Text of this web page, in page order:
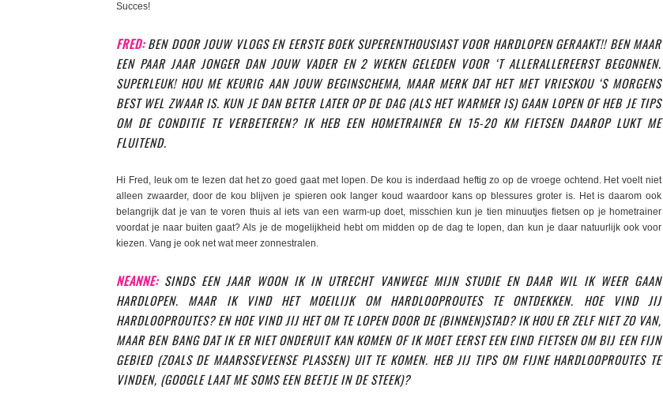
Succes!
FRED: BEN DOOR JOUW VLOGS EN EERSTE BOEK SUPERENTHOUSIAST VOOR HARDLOPEN GERAAKT!! BEN MAAR
EEN PAAR JAAR JONGER DAN JOUW VADER EN 2 WEKEN GELEDEN VOOR ‘T ALLERALLEREERST BEGONNEN.
SUPERLEUK! HOU ME KEURIG AAN JOUW BEGINSCHEMA, MAAR MERK DAT HET MET VRIESKOU ‘S MORGENS
BEST WEL ZWAAR IS. KUN JE DAN BETER LATER OP DE DAG (ALS HET WARMER IS) GAAN LOPEN OF HEB JE TIPS
OM DE CONDITIE TE VERBETEREN? IK HEB EEN HOMETRAINER EN 15-20 KM FIETSEN DAAROP LUKT ME
FLUITEND.
Hi Fred, leuk om te lezen dat het zo goed gaat met lopen. De kou is inderdaad heftig zo op de vroege ochtend. Het voelt niet
alleen zwaarder, door de kou blijven je spieren ook langer koud waardoor kans op blessures groter is. Het is daarom ook
belangrijk dat je van te voren thuis al iets van een warm-up doet, misschien kun je tien minuutjes fietsen op je hometrainer
voordat je naar buiten gaat? Als je de mogelijkheid hebt om midden op de dag te lopen, dan kun je daar natuurlijk ook voor
kiezen. Vang je ook net wat meer zonnestralen.
NEANNE: SINDS EEN JAAR WOON IK IN UTRECHT VANWEGE MIJN STUDIE EN DAAR WIL IK WEER GAAN
HARDLOPEN. MAAR IK VIND HET MOEILIJK OM HARDLOOPROUTES TE ONTDEKKEN. HOE VIND JIJ
HARDLOOPROUTES? EN HOE VIND JIJ HET OM TE LOPEN DOOR DE (BINNEN)STAD? IK HOU ER ZELF NIET ZO VAN,
MAAR BEN BANG DAT IK ER NIET ONDERUIT KAN KOMEN OF IK MOET EERST EEN EIND FIETSEN OM BIJ EEN FIJN
GEBIED (ZOALS DE MAARSSEVEENSE PLASSEN) UIT TE KOMEN. HEB JIJ TIPS OM FIJNE HARDLOOPROUTES TE
VINDEN, (GOOGLE LAAT ME SOMS EEN BEETJE IN DE STEEK)?